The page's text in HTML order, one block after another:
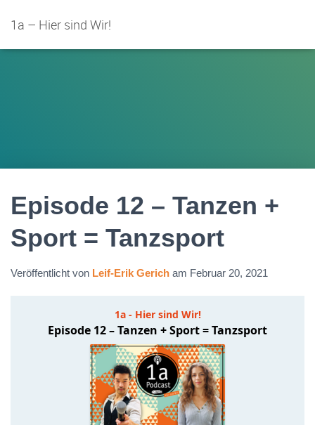
1a – Hier sind Wir!
Episode 12 – Tanzen +
Sport = Tanzsport
Veröffentlicht von Leif-Erik Gerich am Februar 20, 2021